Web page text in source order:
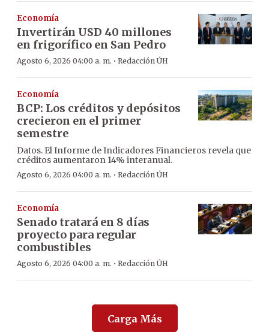
Economía
Invertirán USD 40 millones
en frigorífico en San Pedro
Agosto 6, 2026 04:00 a. m. · Redacción ÚH
Economía
BCP: Los créditos y depósitos
crecieron en el primer
semestre
Datos. El Informe de Indicadores Financieros revela que
créditos aumentaron 14% interanual.
Agosto 6, 2026 04:00 a. m. · Redacción ÚH
Economía
Senado tratará en 8 días
proyecto para regular
combustibles
Agosto 6, 2026 04:00 a. m. · Redacción ÚH
Carga Más